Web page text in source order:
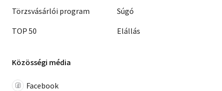
Törzsvásárlói program
TOP 50
Súgó
Elállás
Közösségi média
Facebook